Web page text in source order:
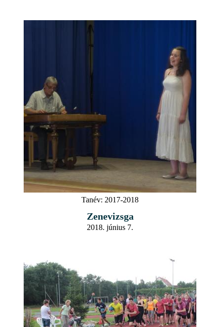
Tanév: 2017-2018
Zenevizsga
2018. június 7.